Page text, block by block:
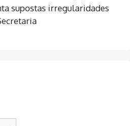
supostas irregularidades